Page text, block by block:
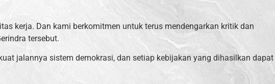
kerja. Dan kami berkomitmen untuk terus mendengarkan kritik dan
tersebut.
jalannya sistem demokrasi, dan setiap kebijakan yang dihasilkan dapat